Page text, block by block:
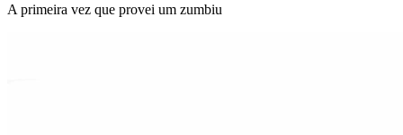
A primeira vez que provei um zumbiu